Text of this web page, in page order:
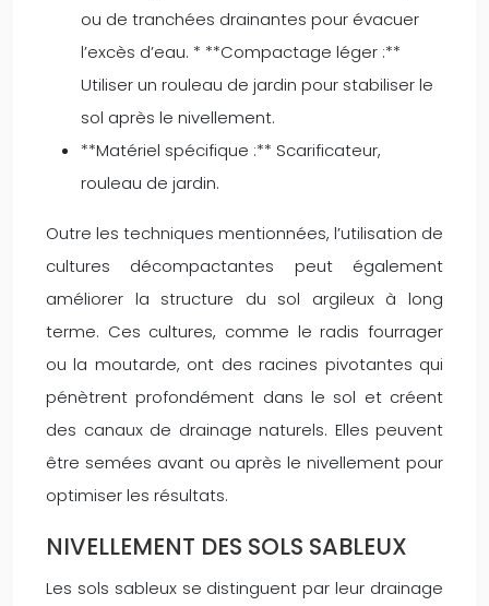
ou de tranchées drainantes pour évacuer
l’excès d’eau. * **Compactage léger :**
Utiliser un rouleau de jardin pour stabiliser le
sol après le nivellement.
**Matériel spécifique :** Scarificateur,
rouleau de jardin.
Outre les techniques mentionnées, l’utilisation de
cultures décompactantes peut également
améliorer la structure du sol argileux à long
terme. Ces cultures, comme le radis fourrager
ou la moutarde, ont des racines pivotantes qui
pénètrent profondément dans le sol et créent
des canaux de drainage naturels. Elles peuvent
être semées avant ou après le nivellement pour
optimiser les résultats.
NIVELLEMENT DES SOLS SABLEUX
Les sols sableux se distinguent par leur drainage